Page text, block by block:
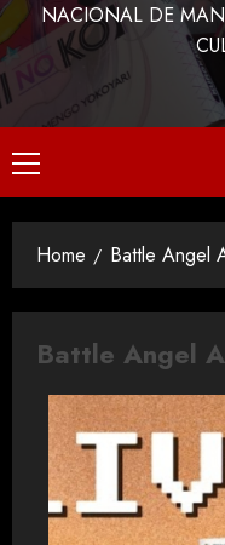
NACIONAL DE
Home Battle Angel
Battle Angel